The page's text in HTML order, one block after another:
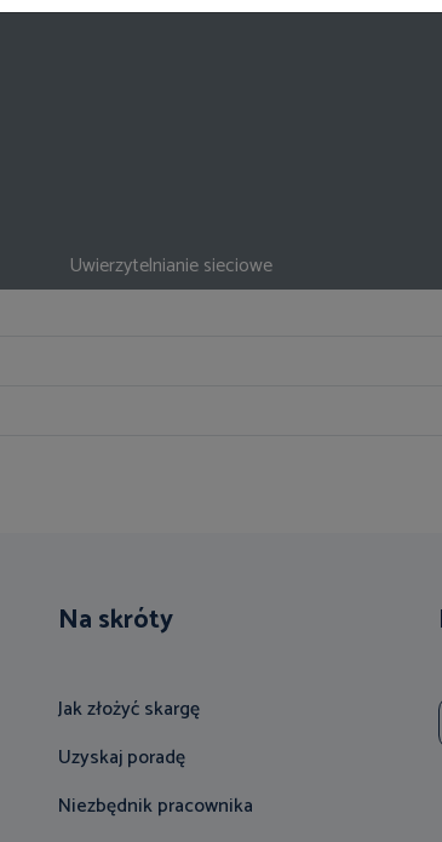
Uwierzytelnianie sieciowe
Na skróty
Jak złożyć skargę
Uzyskaj poradę
Niezbędnik pracownika